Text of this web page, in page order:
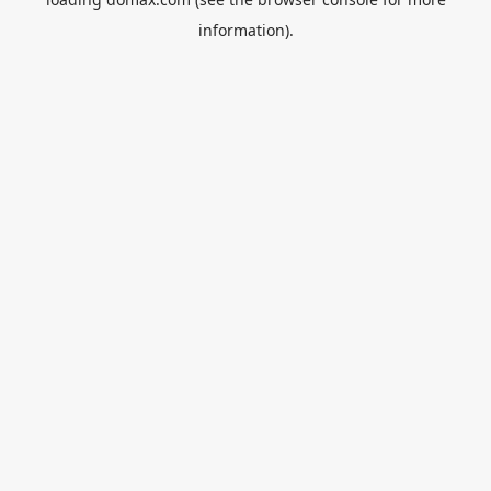
information).